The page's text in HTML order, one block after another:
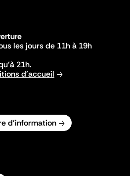
les jours de 11h à 19h
21h.
d'accueil
d'information